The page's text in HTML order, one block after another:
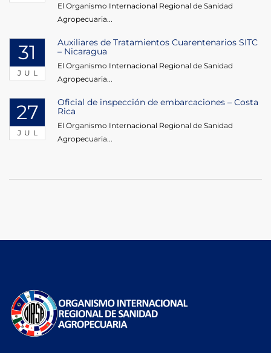
El Organismo Internacional Regional de Sanidad
Agropecuaria...
31
JUL
Auxiliares de Tratamientos Cuarentenarios SITC
– Nicaragua
El Organismo Internacional Regional de Sanidad
Agropecuaria...
27
JUL
Oficial de inspección de embarcaciones – Costa
Rica
El Organismo Internacional Regional de Sanidad
Agropecuaria...